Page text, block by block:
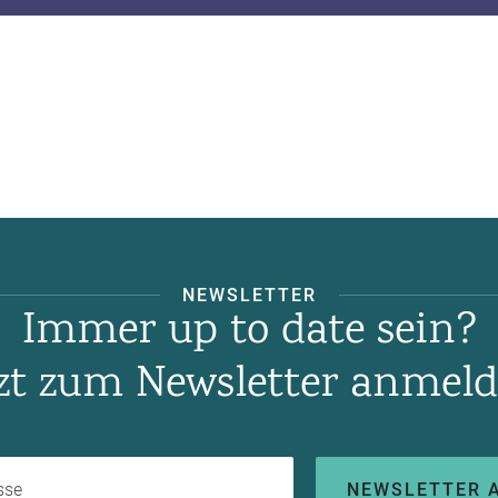
NEWSLETTER
Immer up to date sein?
zum Newsletter
Ihre E-Mail-Adresse
NEWSLETTER